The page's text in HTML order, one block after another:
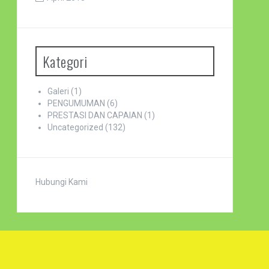
Kategori
Galeri (1)
PENGUMUMAN (6)
PRESTASI DAN CAPAIAN (1)
Uncategorized (132)
Hubungi Kami